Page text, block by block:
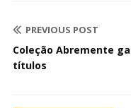
PREVIOUS POST
Coleção Abremente
títulos